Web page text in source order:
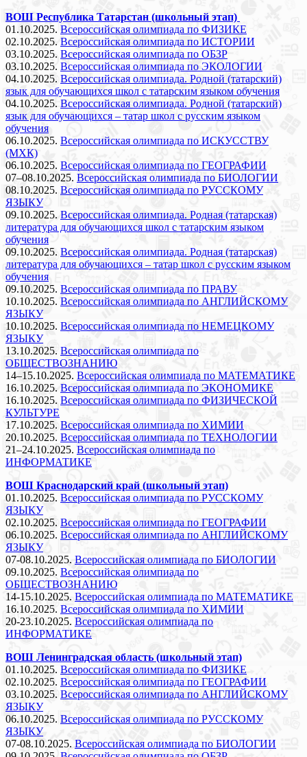
ВОШ Республика Татарстан (школьный этап)
01.10.2025. Всероссийская олимпиада по ФИЗИКЕ
02.10.2025. Всероссийская олимпиада по ИСТОРИИ
03.10.2025. Всероссийская олимпиада по ОБЗР
03.10.2025. Всероссийская олимпиада по ЭКОЛОГИИ
04.10.2025. Всероссийская олимпиада. Родной (татарский)
язык для обучающихся школ с татарским языком обучения
04.10.2025. Всероссийская олимпиада. Родной (татарский)
язык для обучающихся – татар школ с русским языком
обучения
06.10.2025. Всероссийская олимпиада по ИСКУССТВУ
(МХК)
06.10.2025. Всероссийская олимпиада по ГЕОГРАФИИ
07–08.10.2025. Всероссийская олимпиада по БИОЛОГИИ
08.10.2025. Всероссийская олимпиада по РУССКОМУ
ЯЗЫКУ
09.10.2025. Всероссийская олимпиада. Родная (татарская)
литература для обучающихся школ с татарским языком
обучения
09.10.2025. Всероссийская олимпиада. Родная (татарская)
литература для обучающихся – татар школ с русским языком
обучения
09.10.2025. Всероссийская олимпиада по ПРАВУ
10.10.2025. Всероссийская олимпиада по АНГЛИЙСКОМУ
ЯЗЫКУ
10.10.2025. Всероссийская олимпиада по НЕМЕЦКОМУ
ЯЗЫКУ
13.10.2025. Всероссийская олимпиада по
ОБЩЕСТВОЗНАНИЮ
14–15.10.2025. Всероссийская олимпиада по МАТЕМАТИКЕ
16.10.2025. Всероссийская олимпиада по ЭКОНОМИКЕ
16.10.2025. Всероссийская олимпиада по ФИЗИЧЕСКОЙ
КУЛЬТУРЕ
17.10.2025. Всероссийская олимпиада по ХИМИИ
20.10.2025. Всероссийская олимпиада по ТЕХНОЛОГИИ
21–24.10.2025. Всероссийская олимпиада по
ИНФОРМАТИКЕ
ВОШ Краснодарский край (школьный этап)
01.10.2025. Всероссийская олимпиада по РУССКОМУ
ЯЗЫКУ
02.10.2025. Всероссийская олимпиада по ГЕОГРАФИИ
06.10.2025. Всероссийская олимпиада по АНГЛИЙСКОМУ
ЯЗЫКУ
07-08.10.2025. Всероссийская олимпиада по БИОЛОГИИ
09.10.2025. Всероссийская олимпиада по
ОБЩЕСТВОЗНАНИЮ
14-15.10.2025. Всероссийская олимпиада по МАТЕМАТИКЕ
16.10.2025. Всероссийская олимпиада по ХИМИИ
20-23.10.2025. Всероссийская олимпиада по
ИНФОРМАТИКЕ
ВОШ Ленинградская область (школьный этап)
01.10.2025. Всероссийская олимпиада по ФИЗИКЕ
02.10.2025. Всероссийская олимпиада по ГЕОГРАФИИ
03.10.2025. Всероссийская олимпиада по АНГЛИЙСКОМУ
ЯЗЫКУ
06.10.2025. Всероссийская олимпиада по РУССКОМУ
ЯЗЫКУ
07-08.10.2025. Всероссийская олимпиада по БИОЛОГИИ